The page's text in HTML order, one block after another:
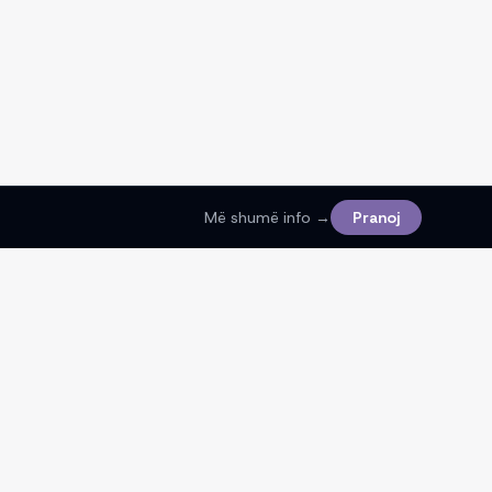
Më shumë info → Pranoj